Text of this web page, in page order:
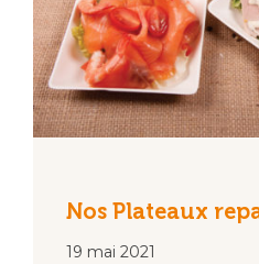
Nos Plateaux
19 mai 2021